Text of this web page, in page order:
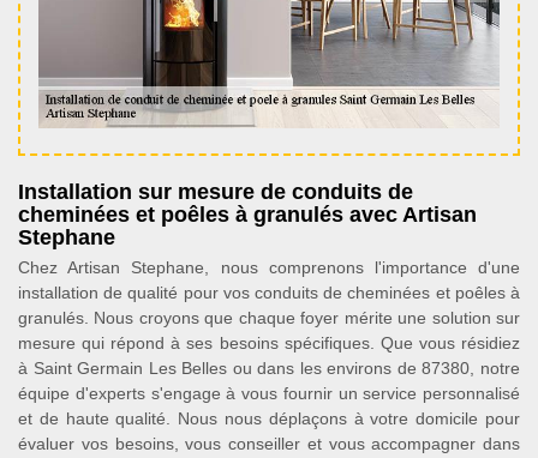
Installation sur mesure de conduits de
cheminées et poêles à granulés avec Artisan
Stephane
Chez Artisan Stephane, nous comprenons l'importance d'une
installation de qualité pour vos conduits de cheminées et poêles à
granulés. Nous croyons que chaque foyer mérite une solution sur
mesure qui répond à ses besoins spécifiques. Que vous résidiez
à Saint Germain Les Belles ou dans les environs de 87380, notre
équipe d'experts s'engage à vous fournir un service personnalisé
et de haute qualité. Nous nous déplaçons à votre domicile pour
évaluer vos besoins, vous conseiller et vous accompagner dans